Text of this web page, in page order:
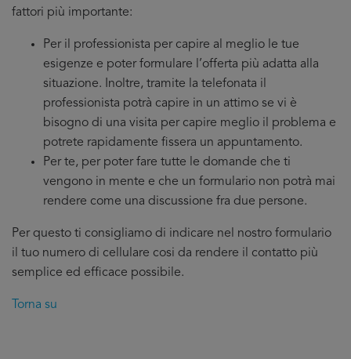
fattori più importante:
Per il professionista per capire al meglio le tue
esigenze e poter formulare l’offerta più adatta alla
situazione. Inoltre, tramite la telefonata il
professionista potrà capire in un attimo se vi è
bisogno di una visita per capire meglio il problema e
potrete rapidamente fissera un appuntamento.
Per te, per poter fare tutte le domande che ti
vengono in mente e che un formulario non potrà mai
rendere come una discussione fra due persone.
Per questo ti consigliamo di indicare nel nostro formulario
il tuo numero di cellulare cosi da rendere il contatto più
semplice ed efficace possibile.
Torna su